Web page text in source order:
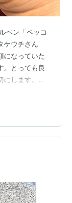
ペン「ベッコ
ケウチさん
になっていた
。とっても良
にします。こ
て作られた
す。特にメ
親戚の家にこ
特徴は、褐色
クで上品な
綺麗に変